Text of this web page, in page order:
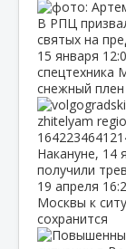
В РПЦ
святых на
15 января
снежный
Накануне, 14
получили
19 апреля
Москвы к
сохранится